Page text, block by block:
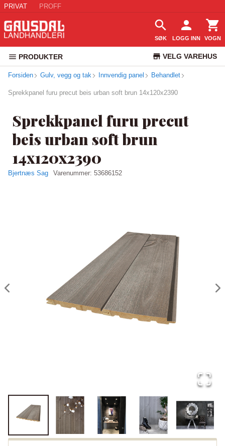
PRIVAT PROFF
SØK LOGG INN VOGN
PRODUKTER VELG VAREHUS
KUNDESERVICE
Forsiden Gulv, vegg og tak Innvendig panel Behandlet
Sprekkpanel furu precut beis urban soft brun 14x120x2390
Sprekkpanel furu precut
beis urban soft brun
14x120x2390
Bjertnæs Sag Varenummer: 53686152